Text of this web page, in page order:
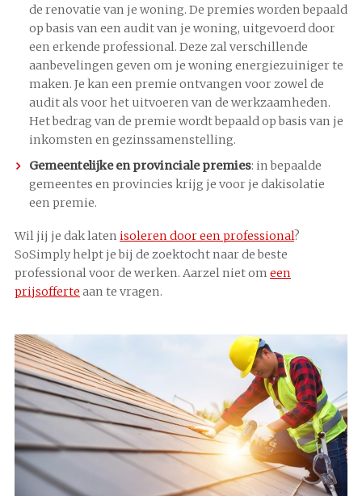
de renovatie van je woning. De premies worden bepaald
op basis van een audit van je woning, uitgevoerd door
een erkende professional. Deze zal verschillende
aanbevelingen geven om je woning energiezuiniger te
maken. Je kan een premie ontvangen voor zowel de
audit als voor het uitvoeren van de werkzaamheden.
Het bedrag van de premie wordt bepaald op basis van je
inkomsten en gezinssamenstelling.
Gemeentelijke en provinciale premies: in bepaalde
gemeentes en provincies krijg je voor je dakisolatie
een premie.
Wil jij je dak laten isoleren door een professional?
SoSimply helpt je bij de zoektocht naar de beste
professional voor de werken. Aarzel niet om een
prijsofferte aan te vragen.